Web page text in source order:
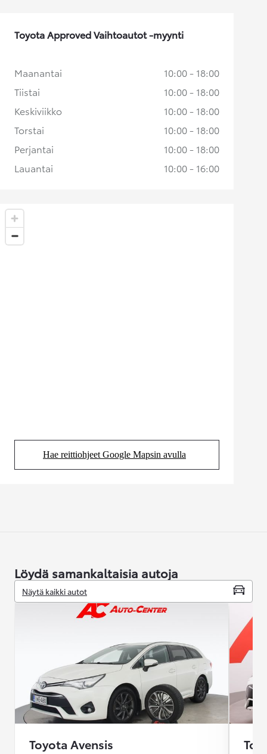
Hae reittiohjeet Google Mapsin avulla
(Aukeaa uudessa välilehdessä)
Toyota Approved Vaihtoautot -myynti
Maanantai
10:00 - 18:00
Tiistai
10:00 - 18:00
Keskiviikko
10:00 - 18:00
Torstai
10:00 - 18:00
Perjantai
10:00 - 18:00
Lauantai
10:00 - 16:00
Löydä samankaltaisia autoja
Näytä kaikki autot
Toyota Avensis